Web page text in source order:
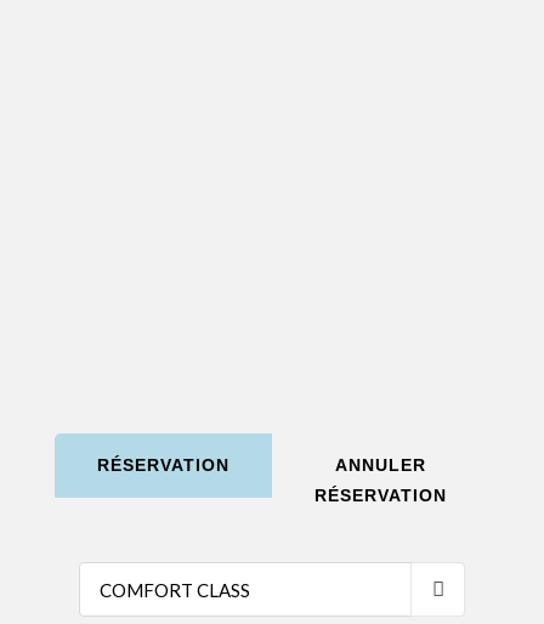
RÉSERVATION
ANNULER
RÉSERVATION